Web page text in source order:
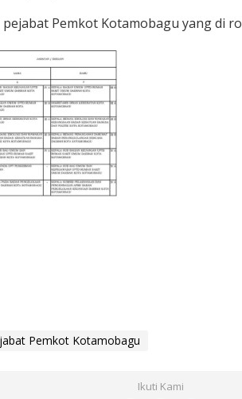
Pemkot Kotamobagu yang di
Pemkot Kotamobagu
Ikuti Kami